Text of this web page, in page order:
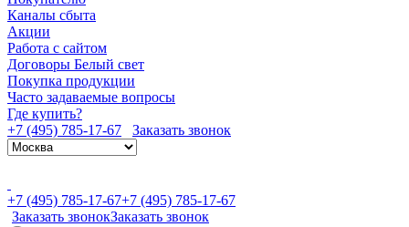
Каналы сбыта
Акции
Работа с сайтом
Договоры Белый свет
Покупка продукции
Часто задаваемые вопросы
Где купить?
+7 (495) 785-17-67
Заказать звонок
+7 (495) 785-17-67+7 (495) 785-17-67
Заказать звонокЗаказать звонок